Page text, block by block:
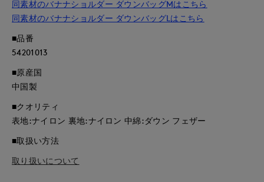
同素材のバナナショルダー ダウンバッグMはこちら
同素材のバナナショルダー ダウンバッグLはこちら
■品番
54201013
■原産国
中国製
■クオリティ
表地:ナイロン 裏地:ナイロン 中綿:ダウン フェザー
■取扱い方法
取り扱いについて